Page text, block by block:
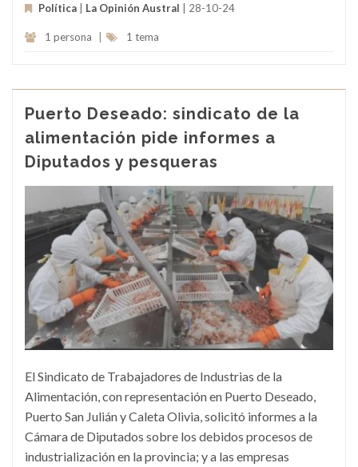
Política La Opinión Austral | 28-10-24
1 persona 1 tema
Puerto Deseado: sindicato de la
alimentación pide informes a
Diputados y pesqueras
El Sindicato de Trabajadores de Industrias de la
Alimentación, con representación en Puerto Deseado,
Puerto San Julián y Caleta Olivia, solicitó informes a la
Cámara de Diputados sobre los debidos procesos de
industrialización en la provincia; y a las empresas